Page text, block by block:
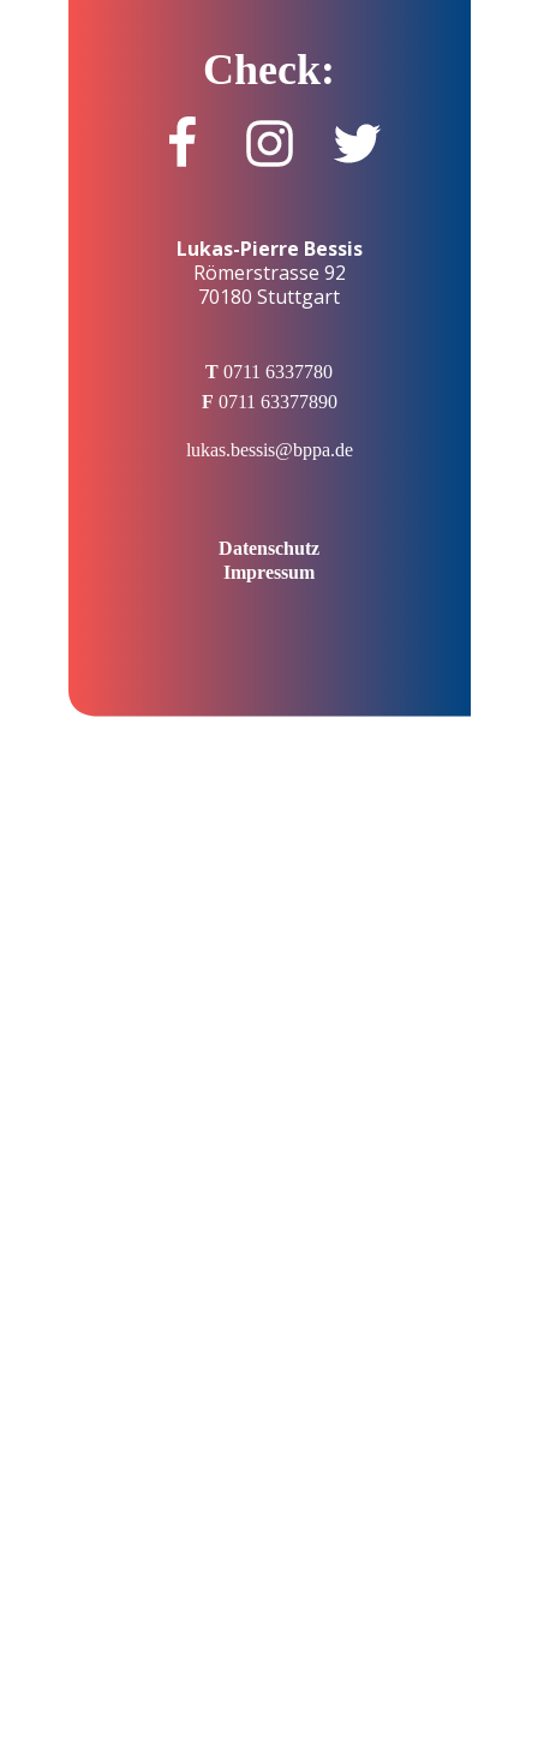
Check:
Lukas-Pierre Bessis
Römerstrasse 92
70180 Stuttgart
T 0711 6337780
F 0711 63377890
lukas.bessis@bppa.de
Datenschutz
Impressum